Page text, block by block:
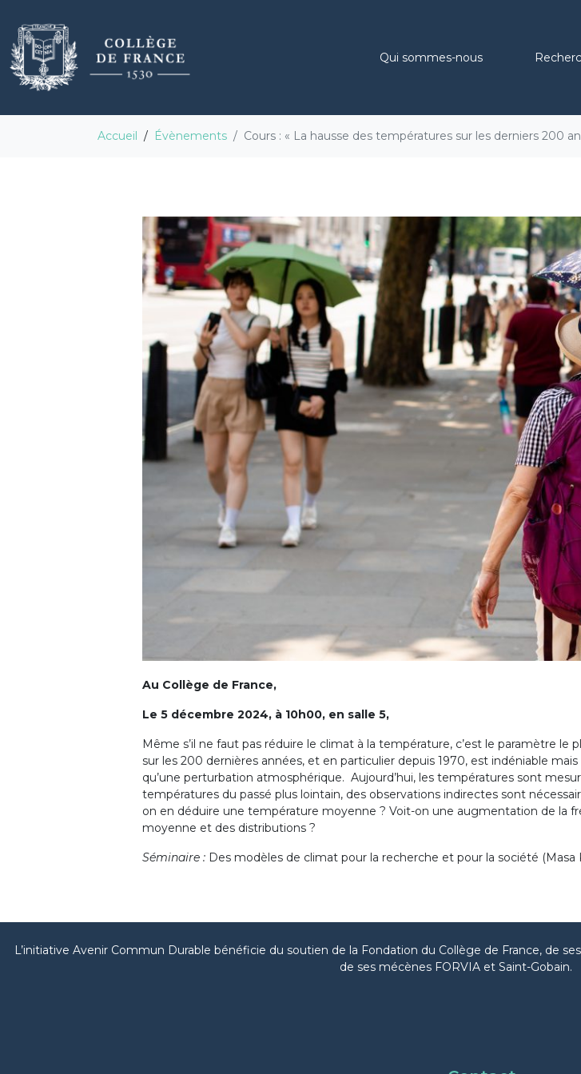
Qui sommes-nous
Accueil Évènements Cours : « La hausse des températures sur les derniers 200
Au Collège de France,
Le 5 décembre 2024, à 10h00, en salle 5,
Même s’il ne faut pas réduire le climat à la température, c’est le paramètre
sur les 200 dernières années, et en particulier depuis 1970, est indéniable
qu’une perturbation atmosphérique. Aujourd’hui, les températures sont
températures du passé plus lointain, des observations indirectes sont
on en déduire une température moyenne ? Voit-on une augmentation de la
moyenne et des distributions ?
Séminaire : Des modèles de climat pour la recherche et pour la société
L’initiative Avenir Commun Durable bénéficie du soutien de la Fondation du Collège de France, de
de ses mécènes FORVIA et Saint-Gobain.